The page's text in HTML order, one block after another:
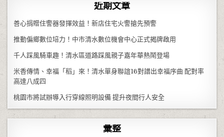
近期文章
善心捐贈住警器發揮效益！新店住宅火警搶先預警
推動偏鄉數位培力！中市清水數位機會中心正式揭牌啟用
千人踩風騎車趣！清水區道路踩風親子嘉年華熱鬧登場
米香傳情、幸福「稻」來！清水單身聯誼16對譜出幸福序曲 配對率
高達八成四
桃園市將試辦導入行穿線照明設備 提升夜間行人安全
彙整